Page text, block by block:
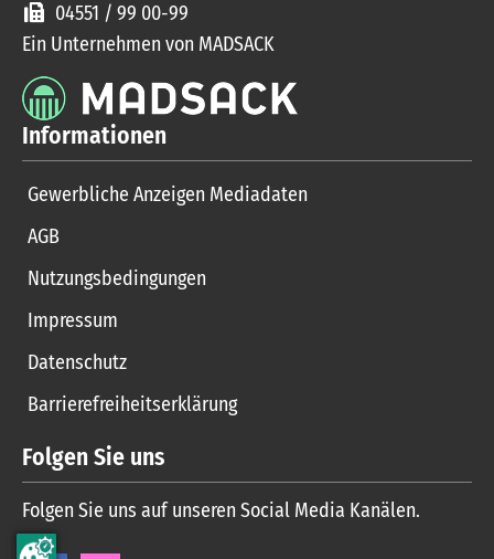
04551 / 99 00-99
Ein Unternehmen von MADSACK
Informationen
Gewerbliche Anzeigen Mediadaten
AGB
Nutzungsbedingungen
Impressum
Datenschutz
Barrierefreiheitserklärung
Folgen Sie uns
Folgen Sie uns auf unseren Social Media Kanälen.